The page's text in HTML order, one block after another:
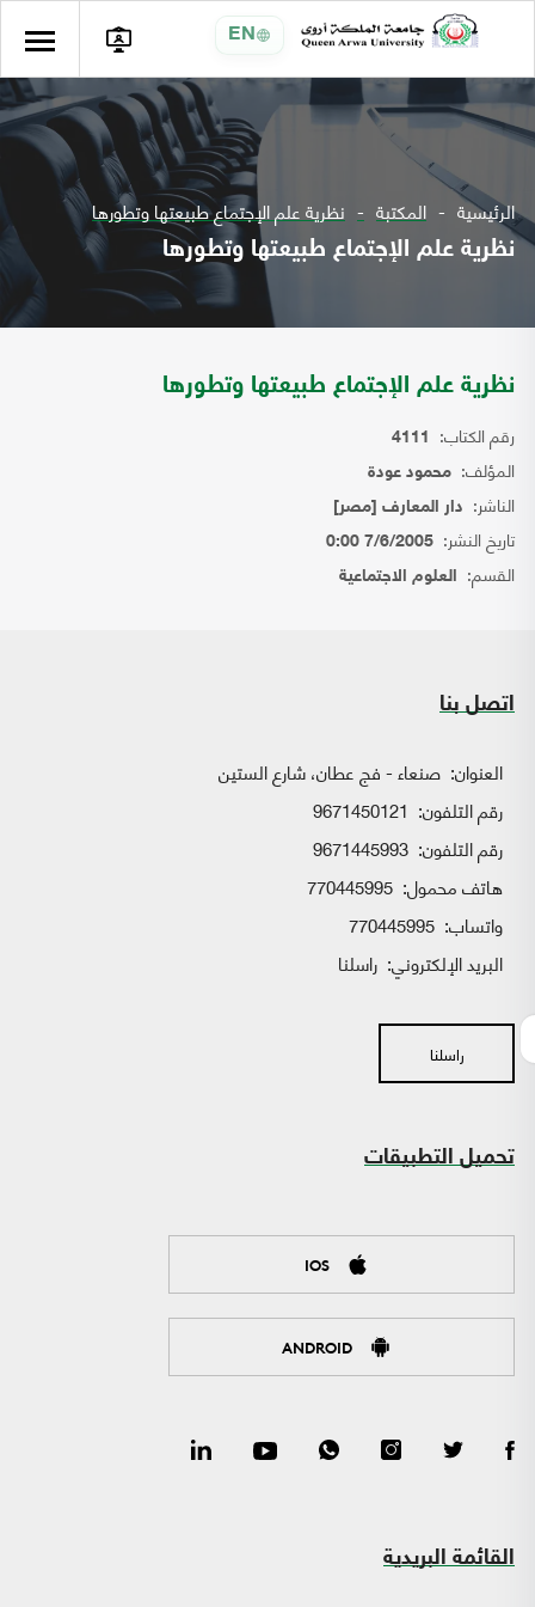
EN
الرئيسية المكتبة نظرية علم الإجتماع طبيعتها وتطورها
نظرية علم الإجتماع طبيعتها وتطورها
نظرية علم الإجتماع طبيعتها وتطورها
رقم الكتاب: 4111
المؤلف: محمود عودة
الناشر: دار المعارف [مصر]
تاريخ النشر: 7/6/2005 0:00
القسم: العلوم الاجتماعية
اتصل بنا
العنوان: صنعاء - فج عطان، شارع الستين
رقم التلفون: 9671450121
رقم التلفون: 9671445993
هاتف محمول: 770445995
واتساب:
البريد الإلكتروني: راسلنا
راسلنا
تحميل التطبيقات
IOS
ANDROID
القائمة البريدية